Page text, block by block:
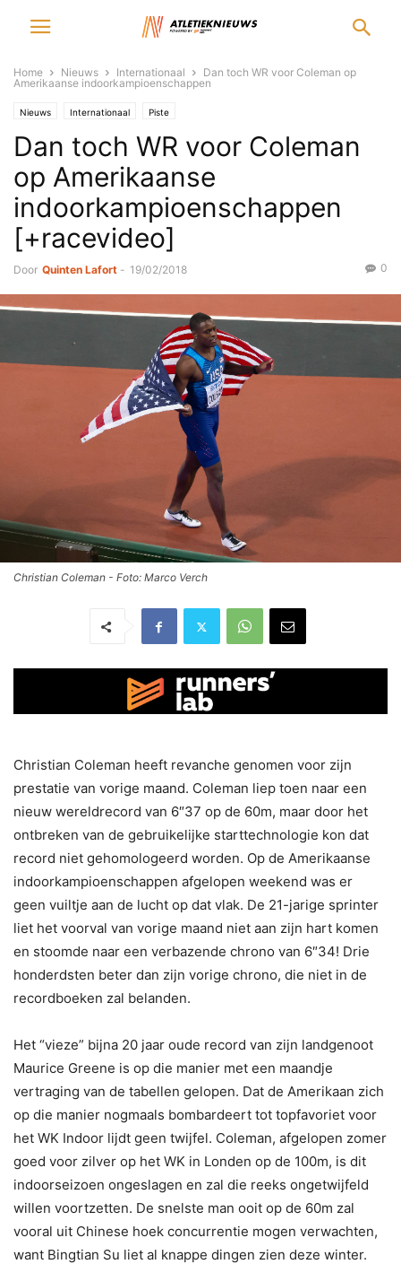
Home Nieuws Internationaal
Dan toch WR voor Coleman op
Amerikaanse indoorkampioenschappen
Nieuws Internationaal Piste
Dan toch WR voor Coleman
op Amerikaanse
indoorkampioenschappen
[+racevideo]
Door Quinten Lafort - 19/02/2018 0
Christian Coleman - Foto: Marco Verch
Christian Coleman heeft revanche genomen voor zijn
prestatie van vorige maand. Coleman liep toen naar een
nieuw wereldrecord van 6″37 op de 60m, maar door het
ontbreken van de gebruikelijke starttechnologie kon dat
record niet gehomologeerd worden. Op de Amerikaanse
indoorkampioenschappen afgelopen weekend was er
geen vuiltje aan de lucht op dat vlak. De 21-jarige sprinter
liet het voorval van vorige maand niet aan zijn hart komen
en stoomde naar een verbazende chrono van 6″34! Drie
honderdsten beter dan zijn vorige chrono, die niet in de
recordboeken zal belanden.
Het “vieze” bijna 20 jaar oude record van zijn landgenoot
Maurice Greene is op die manier met een maandje
vertraging van de tabellen gelopen. Dat de Amerikaan zich
op die manier nogmaals bombardeert tot topfavoriet voor
het WK Indoor lijdt geen twijfel. Coleman, afgelopen zomer
goed voor zilver op het WK in Londen op de 100m, is dit
indoorseizoen ongeslagen en zal die reeks ongetwijfeld
willen voortzetten. De snelste man ooit op de 60m zal
vooral uit Chinese hoek concurrentie mogen verwachten,
want Bingtian Su liet al knappe dingen zien deze winter.